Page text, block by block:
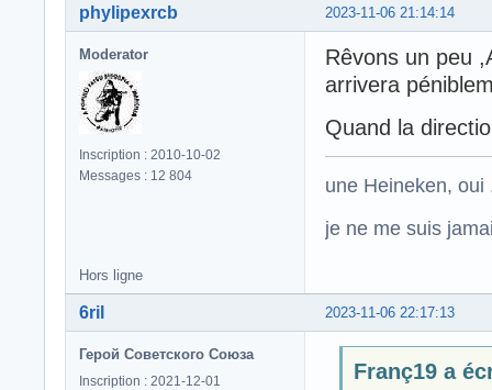
2023-11-06 21:14:14
phylipexrcb
Moderator
Inscription : 2010-10-02
Messages : 12 804
Rêvons un peu
arrivera
Quand la
une Heineken,
je ne me suis
Hors ligne
2023-11-06 22:17:13
6ril
Герой Советского Союза
Inscription : 2021-12-01
Franç19 a